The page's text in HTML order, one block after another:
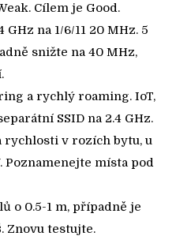
Cílem je Good.
GHz na 1/6/11 20 MHz. 5
snižte na 40 MHz,
a rychlý roaming. IoT,
SSID na 2.4 GHz.
rychlosti v rozích bytu, u
Poznamenejte místa pod
o 0.5-1 m, případně je
Znovu testujte.